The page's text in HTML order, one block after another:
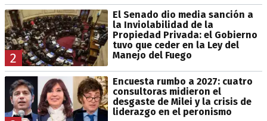
2
El Senado dio media sanción a
la Inviolabilidad de la
Propiedad Privada: el Gobierno
tuvo que ceder en la Ley del
Manejo del Fuego
Encuesta rumbo a 2027: cuatro
consultoras midieron el
desgaste de Milei y la crisis de
liderazgo en el peronismo